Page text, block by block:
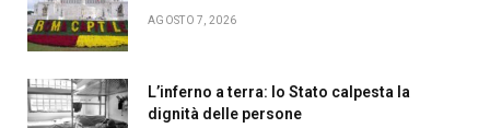
AGOSTO 7, 2026
L’inferno a terra: lo Stato calpesta la
dignità delle persone